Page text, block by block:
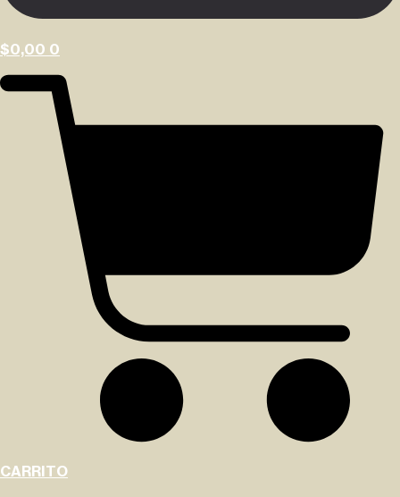
$0,00 0
CARRITO